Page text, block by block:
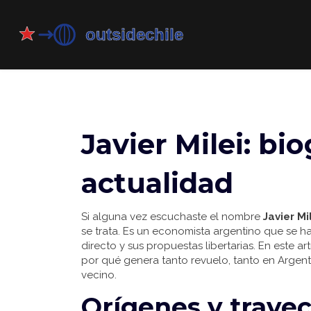
Javier Milei:
actualidad
Si alguna vez escuchaste el nombre Javier
se trata. Es un economista argentino que se
directo y sus propuestas libertarias. En este
por qué genera tanto revuelo, tanto en
vecino.